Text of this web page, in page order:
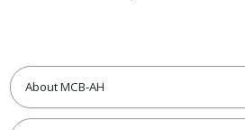
About MCB-AH